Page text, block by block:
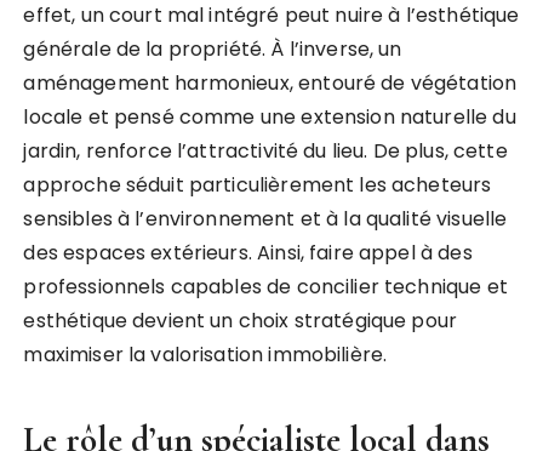
effet, un court mal intégré peut nuire à l’esthétique
générale de la propriété. À l’inverse, un
aménagement harmonieux, entouré de végétation
locale et pensé comme une extension naturelle du
jardin, renforce l’attractivité du lieu. De plus, cette
approche séduit particulièrement les acheteurs
sensibles à l’environnement et à la qualité visuelle
des espaces extérieurs. Ainsi, faire appel à des
professionnels capables de concilier technique et
esthétique devient un choix stratégique pour
maximiser la valorisation immobilière.
Le rôle d’un spécialiste local dans